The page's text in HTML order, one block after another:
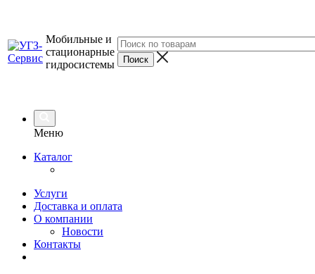
Мобильные и
стационарные
гидросистемы
Меню
Каталог
Услуги
Доставка и оплата
О компании
Новости
Контакты